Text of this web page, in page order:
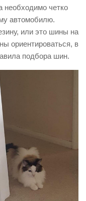
необходимо четко
автомобилю.
или это шины на
ориентироваться, в
подбора шин.